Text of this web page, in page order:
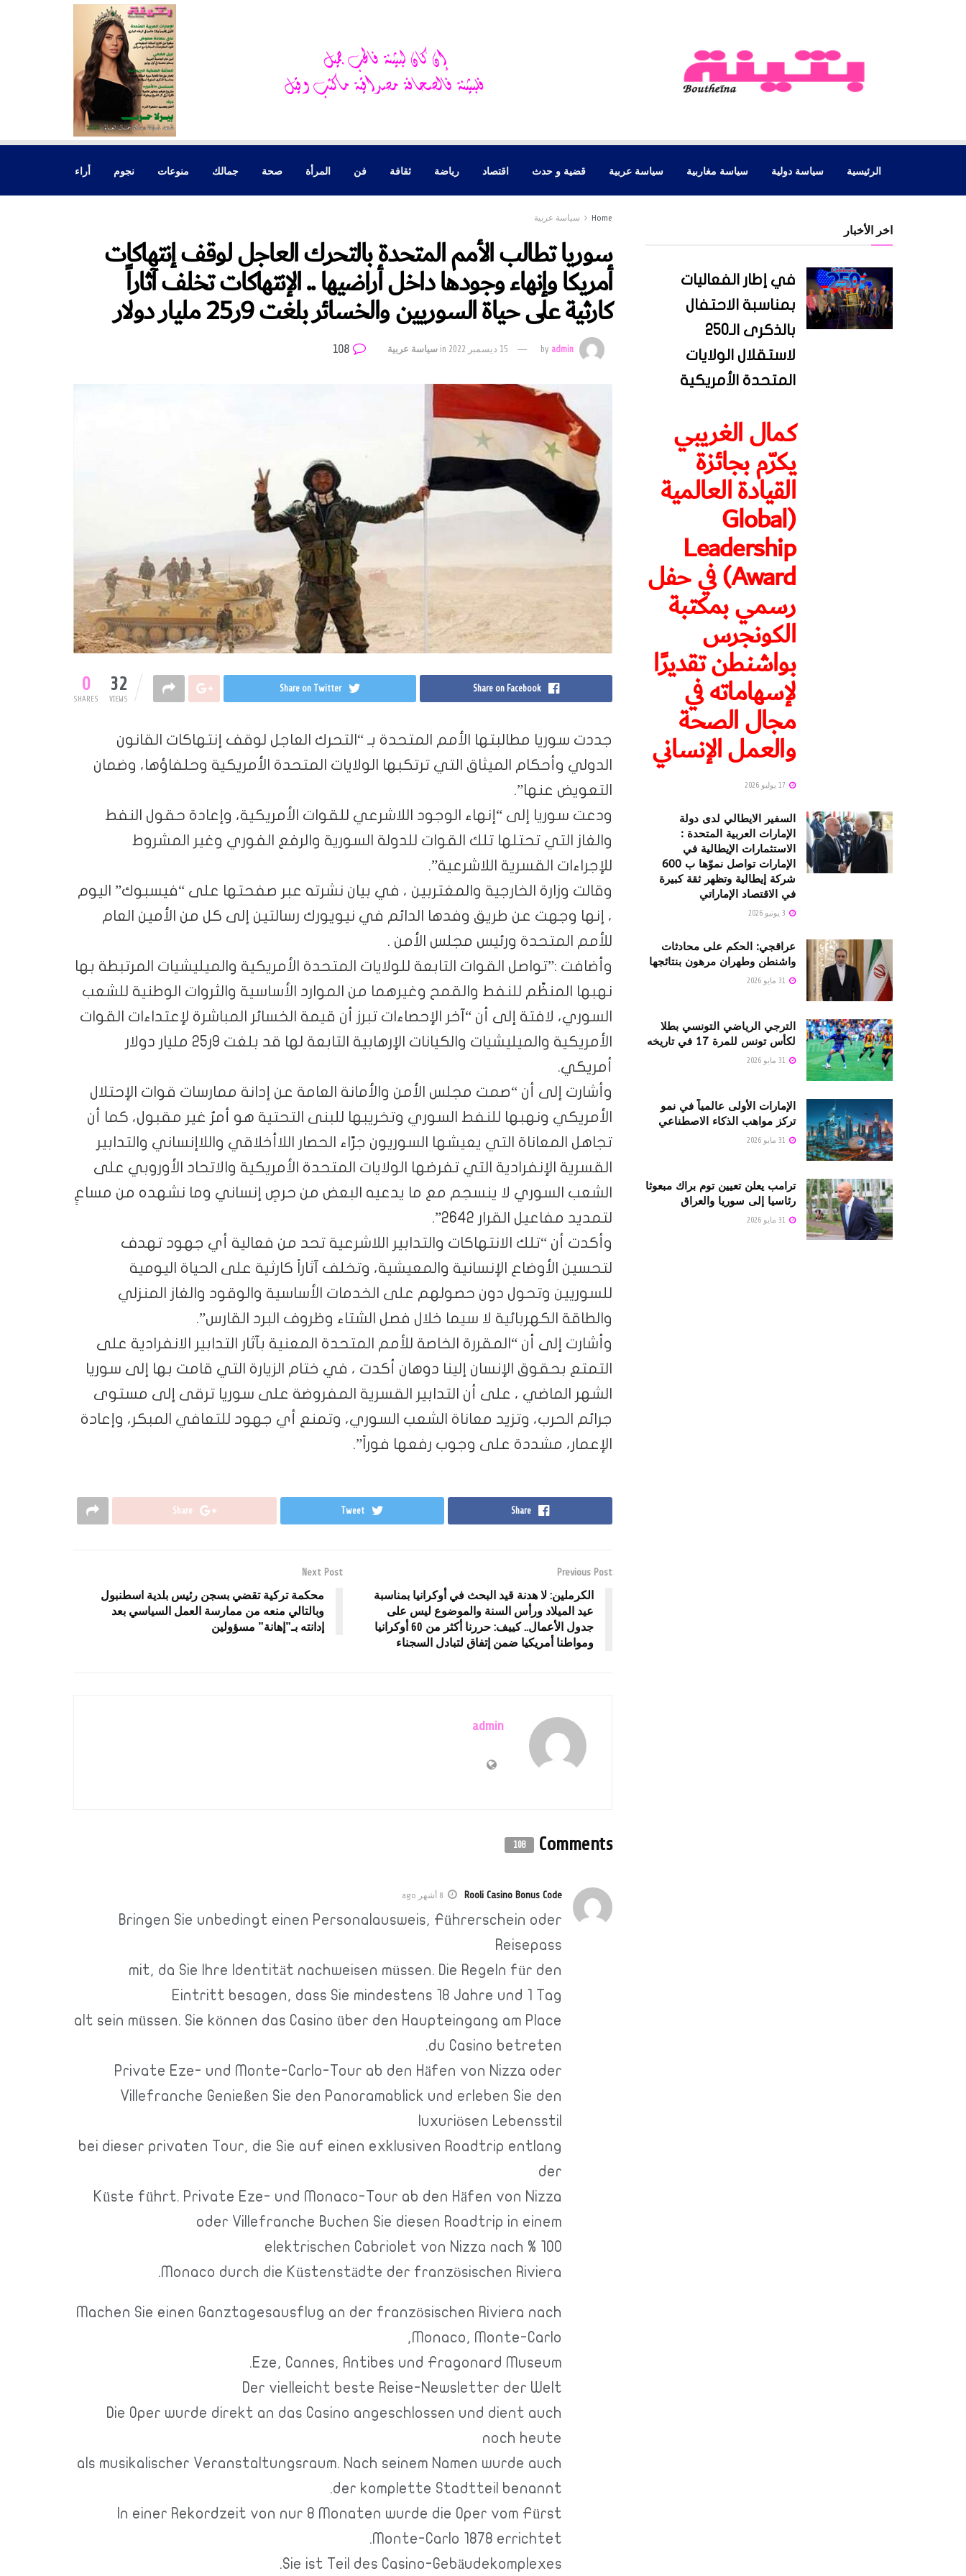
الرئيسية سياسة دولية سياسة مغاربية سياسة عربية قضية و حدث اقتصاد رياضة ثقافة فن المرأة صحة جمالك منوعات نجوم أراء
Home سياسة عربية
سوريا تطالب الأمم المتحدة بالتحرك العاجل لوقف إنتهاكات
أمريكا وإنهاء وجودها داخل أراضيها .. الإنتهاكات تخلف آثاراً
كارثية على حياة السوريين والخسائر بلغت 9ر25 مليار دولار
byadmin 15 ديسمبر 2022 inسياسة عربية
0
SHARES 32
VIEWS
Share on Facebook
Share on Twitter
جددت سوريا مطالبتها الأمم المتحدة بـ “التحرك العاجل لوقف إنتهاكات القانون
الدولي وأحكام الميثاق التي ترتكبها الولايات المتحدة الأمريكية وحلفاؤها، وضمان
التعويض عنها”.
ودعت سوريا إلى “إنهاء الوجود اللاشرعي للقوات الأمريكية، وإعادة حقول النفط
والغاز التي تحتلها تلك القوات للدولة السورية والرفع الفوري وغير المشروط
للإجراءات القسرية اللاشرعية”.
وقالت وزارة الخارجية والمغتربين ، في بيان نشرته عبر صفحتها على “فيسبوك” اليوم
، إنها وجهت عن طريق وفدها الدائم في نيويورك رسالتين إلى كل من الأمين العام
للأمم المتحدة ورئيس مجلس الأمن .
وأضافت :”تواصل القوات التابعة للولايات المتحدة الأمريكية والميليشيات المرتبطة بها
نهبها المنظّم للنفط والقمح وغيرهما من الموارد الأساسية والثروات الوطنية للشعب
السوري، لافتة إلى أن “آخر الإحصاءات تبرز أن قيمة الخسائر المباشرة لإعتداءات القوات
الأمريكية والميليشيات والكيانات الإرهابية التابعة لها قد بلغت 9ر25 مليار دولار
أمريكي.
وأشارت إلى أن “صمت مجلس الأمن والأمانة العامة عن إدانة ممارسات قوات الإحتلال
الأمريكي ونهبها للنفط السوري وتخريبها للبنى التحتية هو أمرٌ غير مقبول، كما أن
تجاهل المعاناة التي يعيشها السوريون جرّاء الحصار اللاأخلاقي واللاإنساني والتدابير
القسرية الإنفرادية التي تفرضها الولايات المتحدة الأمريكية والاتحاد الأوروبي على
الشعب السوري لا ينسجم مع ما يدعيه البعض من حرصٍ إنساني وما نشهده من مساعٍ
لتمديد مفاعيل القرار 2642”.
وأكدت أن “تلك الانتهاكات والتدابير اللاشرعية تحد من فعالية أي جهود تهدف
لتحسين الأوضاع الإنسانية والمعيشية، وتخلف آثاراً كارثية على الحياة اليومية
للسوريين وتحول دون حصولهم على الخدمات الأساسية والوقود والغاز المنزلي
والطاقة الكهربائية لا سيما خلال فصل الشتاء وظروف البرد القارس”.
وأشارت إلى أن “المقررة الخاصة للأمم المتحدة المعنية بآثار التدابير الانفرادية على
التمتع بحقوق الإنسان إلينا دوهان أكدت ، في ختام الزيارة التي قامت بها إلى سوريا
الشهر الماضي ، على أن التدابير القسرية المفروضة على سوريا ترقى إلى مستوى
جرائم الحرب، وتزيد معاناة الشعب السوري، وتمنع أي جهود للتعافي المبكر، وإعادة
الإعمار، مشددة على وجوب رفعها فوراً”.
Share
Tweet
Share
Previous Post
الكرملين: لا هدنة قيد البحث في أوكرانيا بمناسبة
عيد الميلاد ورأس السنة والموضوع ليس على
جدول الأعمال.. كييف: حررنا أكثر من 60 أوكرانيا
ومواطنا أمريكيا ضمن إتفاق لتبادل السجناء
Next Post
محكمة تركية تقضي بسجن رئيس بلدية اسطنبول
وبالتالي منعه من ممارسة العمل السياسي بعد
إدانته بـ”إهانة” مسؤولين
admin
Comments
108
Rooli Casino Bonus Code 8 أشهر ago
Bringen Sie unbedingt einen Personalausweis, Führerschein oder
Reisepass
mit, da Sie Ihre Identität nachweisen müssen. Die Regeln für den
Eintritt besagen, dass Sie mindestens 18 Jahre und 1 Tag
alt sein müssen. Sie können das Casino über den Haupteingang am Place
du Casino betreten.
Private Eze- und Monte-Carlo-Tour ab den Häfen von Nizza oder
Villefranche Genießen Sie den Panoramablick und erleben Sie den
luxuriösen Lebensstil
bei dieser privaten Tour, die Sie auf einen exklusiven Roadtrip entlang
der
Küste führt. Private Eze- und Monaco-Tour ab den Häfen von Nizza
oder Villefranche Buchen Sie diesen Roadtrip in einem
100 % elektrischen Cabriolet von Nizza nach
Monaco durch die Küstenstädte der französischen Riviera.
Machen Sie einen Ganztagesausflug an der französischen Riviera nach
Monaco, Monte-Carlo,
Eze, Cannes, Antibes und Fragonard Museum.
Der vielleicht beste Reise-Newsletter der Welt
Die Oper wurde direkt an das Casino angeschlossen und dient auch
noch heute
als musikalischer Veranstaltungsraum. Nach seinem Namen wurde auch
der komplette Stadtteil benannt.
In einer Rekordzeit von nur 8 Monaten wurde die Oper vom Fürst
Monte-Carlo 1878 errichtet.
Sie ist Teil des Casino-Gebäudekomplexes.
اخر الأخبار
في إطار الفعاليات
بمناسبة الاحتفال
بالذكرى الـ250
لاستقلال الولايات
المتحدة الأمريكية
كمال الغريبي
يكرّم بجائزة
القيادة العالمية
(Global
Leadership
Award) في حفل
رسمي بمكتبة
الكونجرس
بواشنطن تقديرًا
لإسهاماته في
مجال الصحة
والعمل الإنساني
السفير الايطالي لدى دولة
الإمارات العربية المتحدة :
الاستثمارات الإيطالية في
الإمارات تواصل نموّها ب 600
شركة إيطالية وتظهر ثقة كبيرة
في الاقتصاد الإماراتي
عراقجي: الحكم على محادثات
واشنطن وطهران مرهون بنتائجها
الترجي الرياضي التونسي بطلا
لكأس تونس للمرة 17 في تاريخه
الإمارات الأولى عالمياً في نمو
تركز مواهب الذكاء الاصطناعي
ترامب يعلن تعيين توم براك مبعوثا
رئاسيا إلى سوريا والعراق